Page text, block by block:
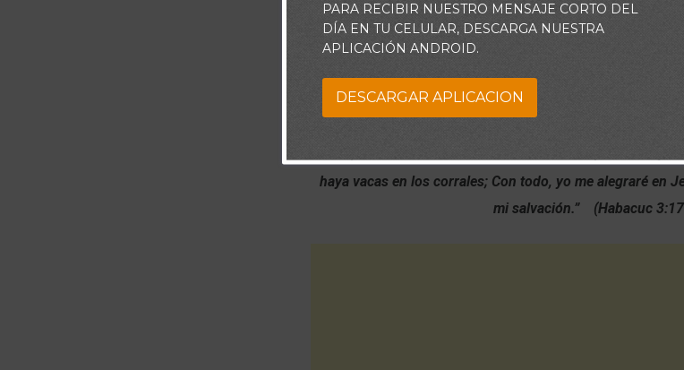
haya vacas en los corrales; Con todo, yo me alegraré en
mi salvación.” (Habacuc
PARA RECIBIR NUESTRO MENSAJE CORTO DEL
DÍA EN TU CELULAR, DESCARGA NUESTRA
APLICACIÓN ANDROID.
DESCARGAR APLICACION